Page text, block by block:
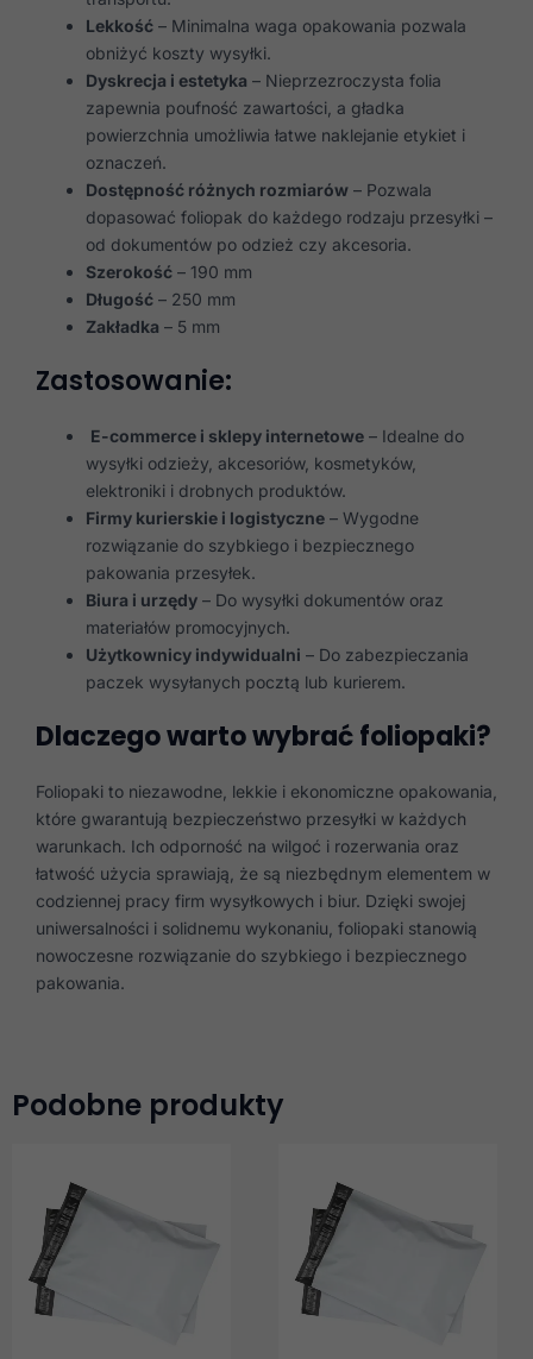
Lekkość – Minimalna waga opakowania pozwala
obniżyć koszty wysyłki.
Dyskrecja i estetyka – Nieprzezroczysta folia
zapewnia poufność zawartości, a gładka
powierzchnia umożliwia łatwe naklejanie etykiet i
oznaczeń.
Dostępność różnych rozmiarów – Pozwala
dopasować foliopak do każdego rodzaju przesyłki –
od dokumentów po odzież czy akcesoria.
Szerokość – 190 mm
Długość – 250 mm
Zakładka – 5 mm
Zastosowanie:
E-commerce i sklepy internetowe – Idealne do
wysyłki odzieży, akcesoriów, kosmetyków,
elektroniki i drobnych produktów.
Firmy kurierskie i logistyczne – Wygodne
rozwiązanie do szybkiego i bezpiecznego
pakowania przesyłek.
Biura i urzędy – Do wysyłki dokumentów oraz
materiałów promocyjnych.
Użytkownicy indywidualni – Do zabezpieczania
paczek wysyłanych pocztą lub kurierem.
Dlaczego warto wybrać foliopaki?
Foliopaki to niezawodne, lekkie i ekonomiczne opakowania,
które gwarantują bezpieczeństwo przesyłki w każdych
warunkach. Ich odporność na wilgoć i rozerwania oraz
łatwość użycia sprawiają, że są niezbędnym elementem w
codziennej pracy firm wysyłkowych i biur. Dzięki swojej
uniwersalności i solidnemu wykonaniu, foliopaki stanowią
nowoczesne rozwiązanie do szybkiego i bezpiecznego
pakowania.
Podobne produkty